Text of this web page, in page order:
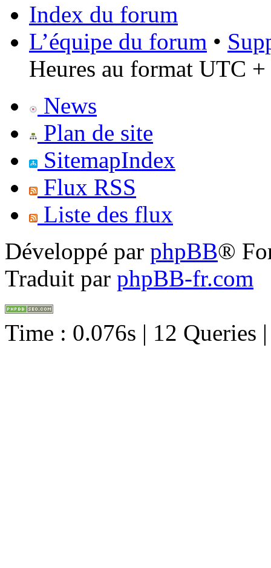
Index du forum
L’équipe du forum •
Heures au format UTC +
News
Plan de site
SitemapIndex
Flux RSS
Liste des flux
Développé par phpBB®
Traduit par phpBB-fr.com
Time : 0.076s | 12 Queries